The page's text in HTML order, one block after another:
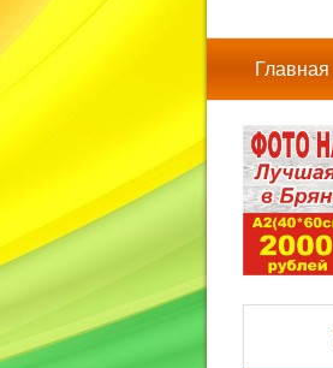
Главная